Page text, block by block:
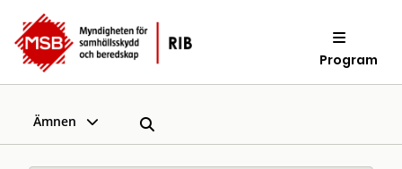
Program
Ämnen